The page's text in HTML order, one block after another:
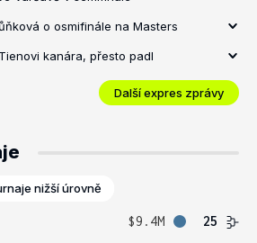
o osmifinále na Masters
kanára, přesto padl
Další expres zprávy
nižší úrovně
$9.4M
25